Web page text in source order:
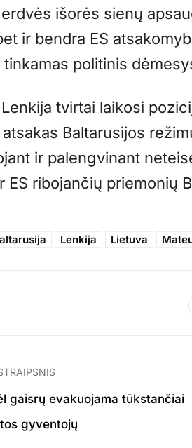
išorės sienų
ir bendra ES
tinkamas politinis
tvirtai laikosi
Baltarusijos
ir palengvinant
ES ribojančių priemonių
Lenkija Lietuva
gaisrų evakuojama tūkstančiai
gyventojų